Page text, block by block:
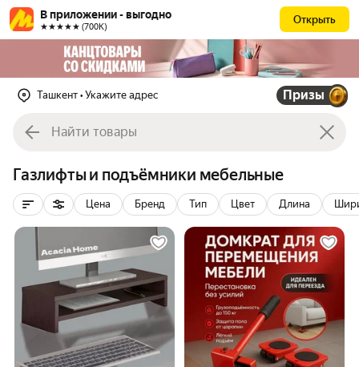
В приложении - выгодно
★★★★★ (700К)
Открыть
Ташкент • Укажите адрес Призы
Газлифты и подъёмники мебельные
Цена Бренд Тип Цвет Длина